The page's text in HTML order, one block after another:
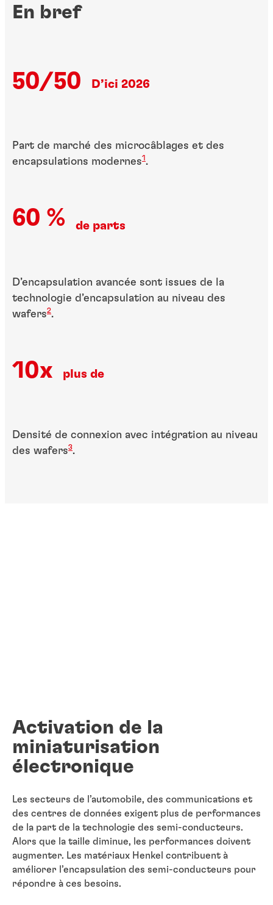
En bref
50/50 D’ici 2026
Part de marché des microcâblages et des
encapsulations modernes1 .
60 % de parts
D’encapsulation avancée sont issues de la
technologie d’encapsulation au niveau des
wafers2.
10x plus de
Densité de connexion avec intégration au niveau
des wafers3.
Activation de la
miniaturisation
électronique
Les secteurs de l’automobile, des communications et
des centres de données exigent plus de performances
de la part de la technologie des semi-conducteurs.
Alors que la taille diminue, les performances doivent
augmenter. Les matériaux Henkel contribuent à
améliorer l’encapsulation des semi-conducteurs pour
répondre à ces besoins.